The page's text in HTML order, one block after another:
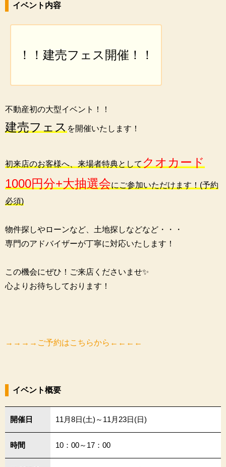
イベント内容
！！建売フェス開催！！
不動産初の大型イベント！！
建売フェスを開催いたします！
初来店のお客様へ、来場者特典としてクオカード
1000円分+大抽選会にご参加いただけます！(予約
必須)
物件探しやローンなど、土地探しなどなど・・・
専門のアドバイザーが丁寧に対応いたします！
この機会にぜひ！ご来店くださいませ✨
心よりお待ちしております！
→→→→ご予約はこちらから←←←←
イベント概要
開催日 11月8日(土)～11月23日(日)
時間 10：00～17：00